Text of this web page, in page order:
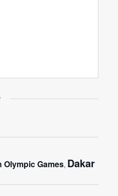
Olympic Games, Dakar